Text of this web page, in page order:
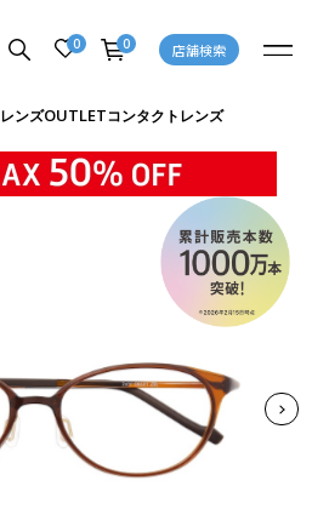
0 0 店舗検索
レンズOUTLETコンタクトレンズ
商品詳細ページへ